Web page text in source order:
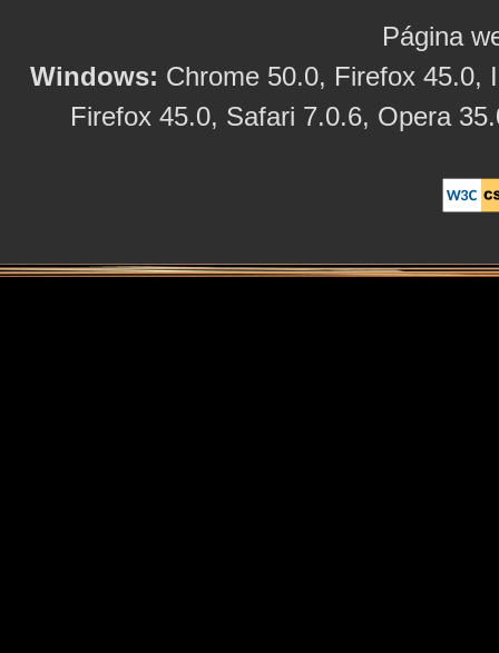
Página
Windows: Chrome 50.0, Firefox 45.0,
Firefox 45.0, Safari 7.0.6, Opera